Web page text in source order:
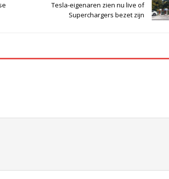
Tesla-eigenaren zien nu live of
Superchargers bezet zijn